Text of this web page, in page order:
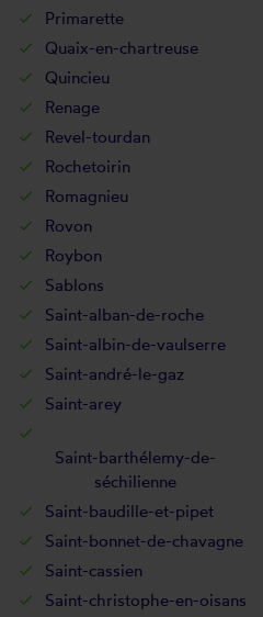
Primarette
Quaix-en-chartreuse
Quincieu
Renage
Revel-tourdan
Rochetoirin
Romagnieu
Rovon
Roybon
Sablons
Saint-alban-de-roche
Saint-albin-de-vaulserre
Saint-andré-le-gaz
Saint-arey
Saint-barthélemy-de-
séchilienne
Saint-baudille-et-pipet
Saint-bonnet-de-chavagne
Saint-cassien
Saint-christophe-en-oisans